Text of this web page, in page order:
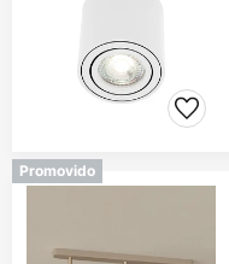
Promovido